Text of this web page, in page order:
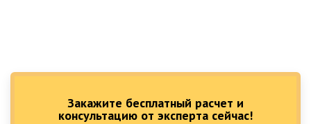
Закажите бесплатный расчет и
консультацию от эксперта сейчас!